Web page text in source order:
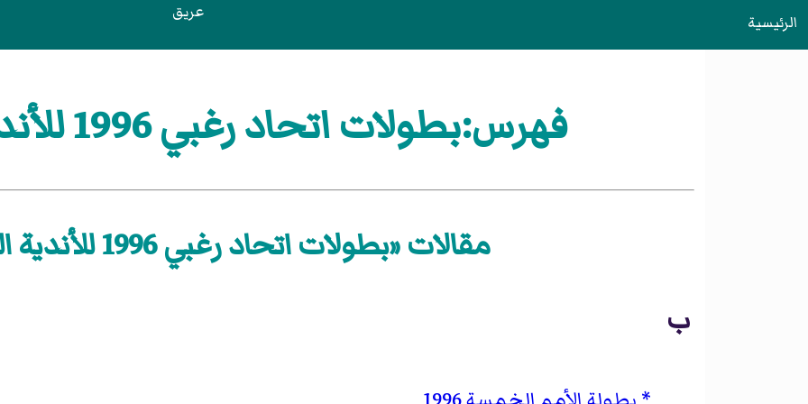
الرئيسية عريق
فهرس:بطولات اتحاد رغبي 1996 للأندية الوطنية
مقالات «بطولات اتحاد رغبي 1996 للأندية الوطنية»
ب